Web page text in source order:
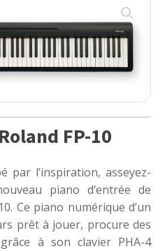
FP-10
par l’inspiration, asseyez-
piano d’entrée de
Ce piano numérique d’un
prêt à jouer, procure des
à son clavier PHA-4